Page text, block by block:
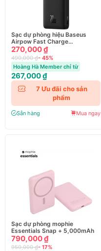
Sạc dự phòng hiệu Baseus
Airpow Fast Charge
10000mAh 20W
270,000 ₫
490,000 ₫- 45%
Hoàng Hà Member chỉ từ
267,000 ₫
7 Ưu đãi cho sản
phẩm
Sẵn hàng Mua ngay
Sạc dự phòng mophie
Essentials Snap + 5,000mAh
790,000 ₫
950,000 ₫- 17%